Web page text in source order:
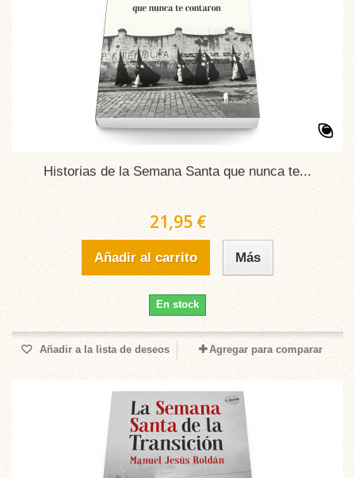
Historias de la Semana Santa que nunca te...
21,95 €
Añadir al carrito Más
En stock
Añadir a la lista de deseos Agregar para comparar